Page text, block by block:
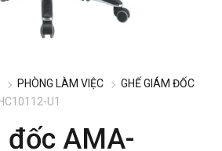
PHÒNG LÀM VIỆC
GHẾ GIÁM ĐỐC
U1
đốc AMA-